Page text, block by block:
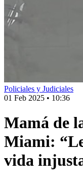
Policiales y Judiciales
01 Feb 2025 • 10:36
Mamá de
Miami:
vida